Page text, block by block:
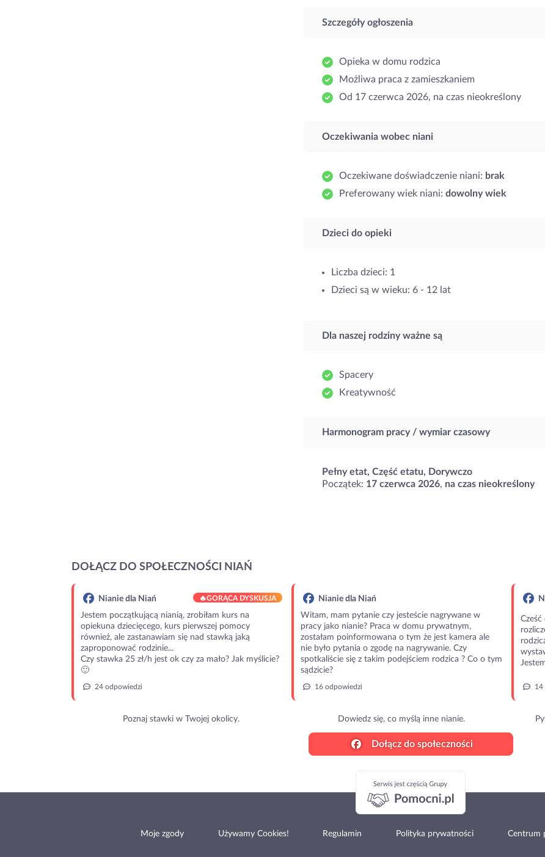
Szczegóły ogłoszenia
Opieka w domu rodzica
Możliwa praca z zamieszkaniem
Od 17 czerwca 2026, na czas nieokreślony
Oczekiwania wobec niani
Oczekiwane doświadczenie niani: brak
Preferowany wiek niani: dowolny wiek
Dzieci do opieki
Liczba dzieci: 1
Dzieci są w wieku: 6 - 12 lat
Dla naszej rodziny ważne są
Spacery
Kreatywność
Harmonogram pracy / wymiar czasowy
Pełny etat, Część etatu, Dorywczo
Początek: 17 czerwca 2026, na czas nieokreślony
DOŁĄCZ DO SPOŁECZNOŚCI NIAŃ
Nianie dla Niań 🔥GORĄCA DYSKUSJA
Jestem początkującą nianią, zrobiłam kurs na
opiekuna dziecięcego, kurs pierwszej pomocy
również, ale zastanawiam się nad stawką jaką
zaproponować rodzinie...
Czy stawka 25 zł/h jest ok czy za mało? Jak myślicie?
🙂
24 odpowiedzi
Poznaj stawki w Twojej okolicy.
Nianie dla Niań
Witam, mam pytanie czy jesteście nagrywane w
pracy jako nianie? Praca w domu prywatnym,
zostałam poinformowana o tym że jest kamera ale
nie było pytania o zgodę na nagrywanie. Czy
spotkaliście się z takim podejściem rodzica ? Co o tym
sądzicie?
16 odpowiedzi
Dowiedz się, co myślą inne nianie.
Cześć
14
Dołącz do społeczności
Moje zgody Używamy Cookies! Regulamin Polityka prywatności Centrum